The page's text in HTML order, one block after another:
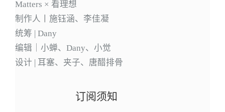
Matters × 看理想
制作人丨施钰涵、李佳凝
统筹 | Dany
编辑｜小蝉、Dany、小觉
设计 | 耳塞、夹子、唐醋排骨
订阅须知